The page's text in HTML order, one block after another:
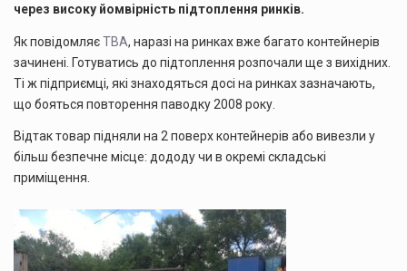
через високу йомвірність підтоплення ринків.
Як повідомляєТВА, наразі на ринках вже багато контейнерів
зачинені. Готуватись до підтоплення розпочали ще з вихідних.
Ті ж підприємці, які знаходяться досі на ринках зазначають,
що бояться повторення паводку 2008 року.
Відтак товар підняли на 2 поверх контейнерів або вивезли у
більш безпечне місце: дододу чи в окремі складські
приміщення.